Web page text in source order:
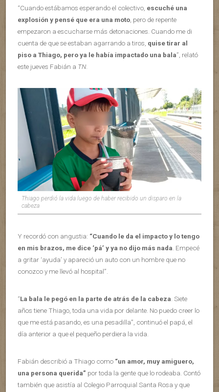
“Cuando estábamos esperando el colectivo, escuché una
explosión y pensé que era una moto , pero de repente
empezaron a escucharse más detonaciones. Cuando me di
cuenta de que se estaban agarrando a tiros, quise tirar al
piso a Thiago, pero ya le había impactado una bala”, relató
este jueves Fabián a TN
Thiago perdió la vida luego de haber recibido un disparo en la
cabeza
Y recordó con angustia: “Cuando le da el impacto y lo tengo
en mis brazos, me dice ‘pá’ y ya no dijo más nada . Empecé
a gritar ‘ayuda’ y apareció un auto con un hombre que no
conozco y me llevó al hospital”.
“La bala le pegó en la parte de atrás de la cabeza . Siete
años tiene Thiago, toda una vida por delante. No puedo creer lo
que me está pasando, es una pesadilla”, continuó el papá, el
día anterior a que el pequeño perdiera la vida.
Fabián describió a Thiago como “un amor, muy amiguero,
una persona querida” por toda la gente que lo rodeaba. Contó
también que asistía al Colegio Parroquial Santa Rosa y que